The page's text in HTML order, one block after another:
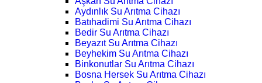
Aydınlık Su Arıtma Cihazı
Batıhadimi Su Arıtma Cihazı
Bedir Su Arıtma Cihazı
Beyazıt Su Arıtma Cihazı
Beyhekim Su Arıtma Cihazı
Binkonutlar Su Arıtma Cihazı
Bosna Hersek Su Arıtma Cihazı